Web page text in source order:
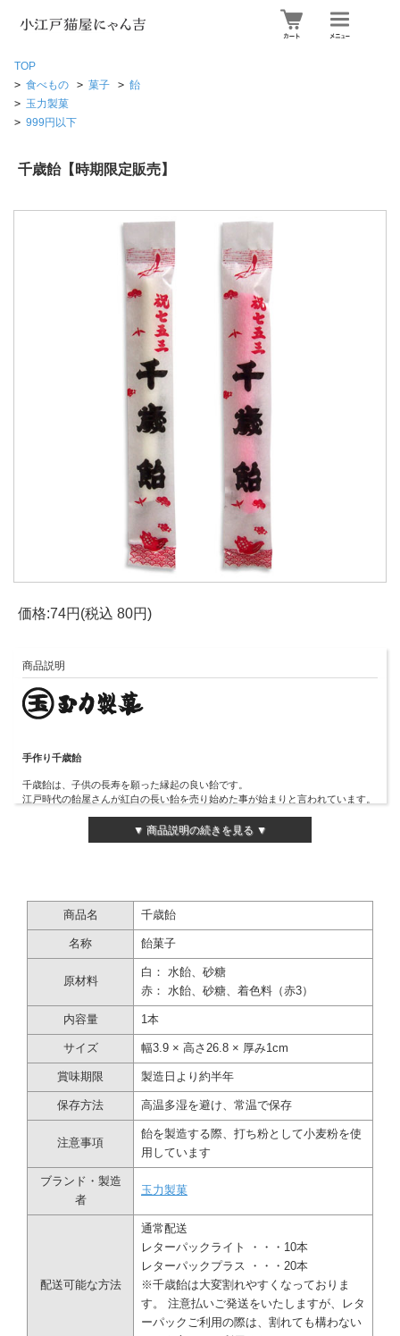
TOP
> 食べもの > 菓子 > 飴
> 玉力製菓
> 999円以下
千歳飴【時期限定販売】
価格:74円(税込 80円)
商品説明
手作り千歳飴
千歳飴は、子供の長寿を願った縁起の良い飴です。
江戸時代の飴屋さんが紅白の長い飴を売り始めた事が始まりと言われています。
菓子屋横丁「玉力製菓」さんの手づくり千歳飴です。
紅白、2種類あります。
ご注文数が多い場合について
1本1本手作りの為、数量が多い場合ご発送までにお時間を頂戴しております。
ご注文の際、備考欄にお届け日や時期のご希望をご記載いただければ幸いです。
製造状況等でご希望に添えない場合もございますので、その際は改めてご連絡を
差し上げます。
創業約100年の老舗飴屋「玉力製菓」
小江戸川越の菓子屋横丁に店を構える、手づくり飴の老舗「玉力製菓」。
手づくりと素材にこだわり、手間ひまかけてつくられた飴は、飴づくりの技術と
▼ 商品説明の続きを見る ▼
商品名 千歳飴
名称 飴菓子
原材料
白： 水飴、砂糖
赤： 水飴、砂糖、着色料（赤3）
内容量 1本
サイズ 幅3.9 × 高さ26.8 × 厚み1cm
賞味期限 製造日より約半年
保存方法 高温多湿を避け、常温で保存
注意事項
飴を製造する際、打ち粉として小麦粉を使
用しています
ブランド・製造
者
玉力製菓
配送可能な方法
通常配送
レターパックライト ・・・10本
レターパックプラス ・・・20本
※千歳飴は大変割れやすくなっておりま
す。 注意払いご発送をいたしますが、レタ
ーパックご利用の際は、割れても構わない